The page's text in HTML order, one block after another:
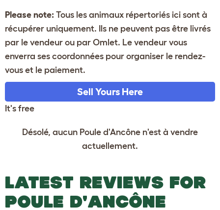
Please note: Tous les animaux répertoriés ici sont à
récupérer uniquement. Ils ne peuvent pas être livrés
par le vendeur ou par Omlet. Le vendeur vous
enverra ses coordonnées pour organiser le rendez-
vous et le paiement.
Sell Yours Here
It's free
Désolé, aucun Poule d'Ancône n'est à vendre
actuellement.
LATEST REVIEWS FOR
POULE D'ANCÔNE